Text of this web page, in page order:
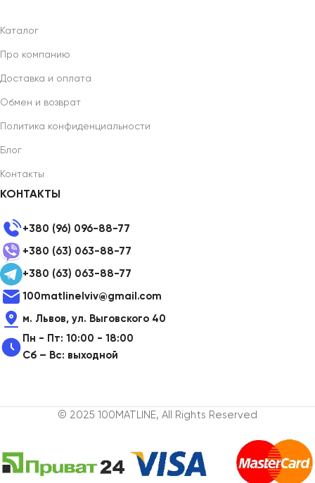
Каталог
Про компанию
Доставка и оплата
Обмен и возврат
Политика конфиденциальности
Блог
Контакты
КОНТАКТЫ
+380 (96) 096-88-77
+380 (63) 063-88-77
+380 (63) 063-88-77
100matlinelviv@gmail.com
м. Львов, ул. Выговского 40
Пн - Пт: 10:00 - 18:00
Сб – Вс: выходной
© 2025 100MATLINE, All Rights Reserved